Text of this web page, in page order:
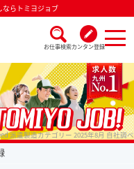
ならトミヨジョブ
お仕事検索カンタン登録
派遣製造カテゴリー 2025年8月 自社調べ